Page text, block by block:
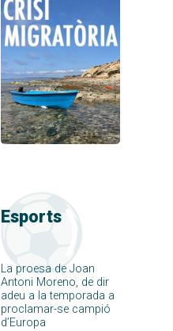
Esports
La proesa de Joan
Antoni Moreno, de dir
adeu a la temporada a
proclamar-se campió
d’Europa